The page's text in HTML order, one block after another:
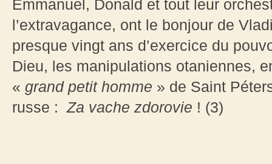
Emmanuel, Donald et tout leur
l’extravagance, ont le bonjour de
presque vingt ans d’exercice du
Dieu, les manipulations otaniennes,
« grand petit homme » de Saint
russe : Za vache zdorovie ! (3)